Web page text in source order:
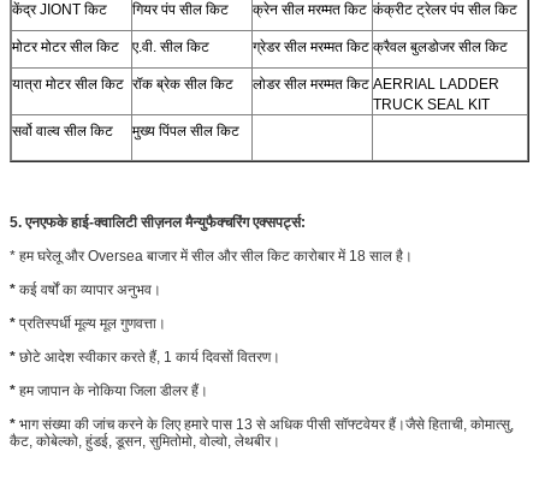
केंद्र JIONT किट गियर पंप सील किट क्रेन सील मरम्मत किट कंक्रीट ट्रेलर पंप सील किट
मोटर मोटर सील किट ए.वी. सील किट ग्रेडर सील मरम्मत किट क्रैवल बुलडोजर सील किट
यात्रा मोटर सील किट रॉक ब्रेक सील किट लोडर सील मरम्मत किट AERRIAL LADDER
TRUCK SEAL KIT
सर्वो वाल्व सील किट
मुख्य पिंपल सील किट
5. एनएफके हाई-क्वालिटी सीज़नल मैन्युफैक्चरिंग एक्सपर्ट्स:
* हम घरेलू और Oversea बाजार में सील और सील किट कारोबार में 18 साल है।
* कई वर्षों का व्यापार अनुभव।
* प्रतिस्पर्धी मूल्य मूल गुणवत्ता।
* छोटे आदेश स्वीकार करते हैं, 1 कार्य दिवसों वितरण।
* हम जापान के नोकिया जिला डीलर हैं।
* भाग संख्या की जांच करने के लिए हमारे पास 13 से अधिक पीसी सॉफ्टवेयर हैं।जैसे हिताची, कोमात्सु,
कैट, कोबेल्को, हुंडई, डूसन, सुमितोमो, वोल्वो, लेथबीर।